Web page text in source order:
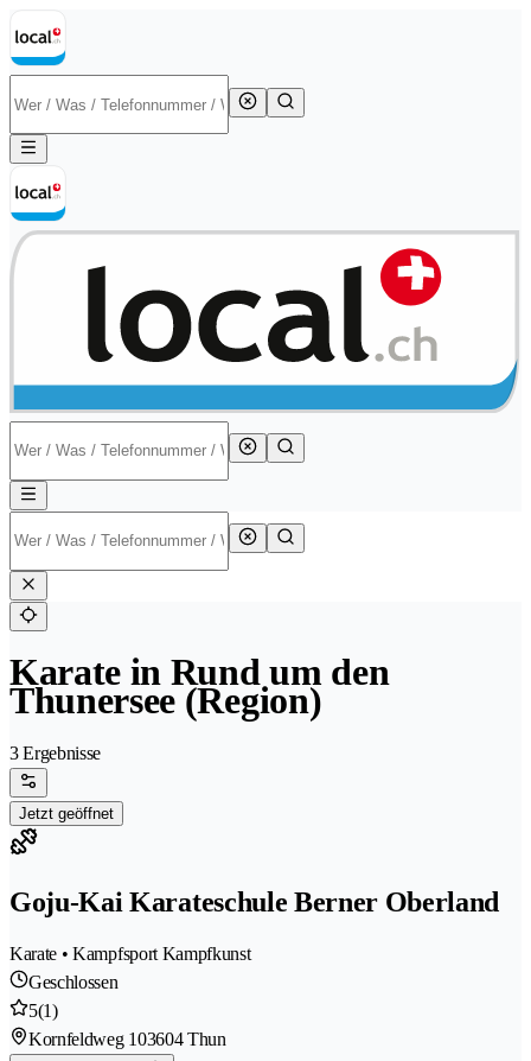
Karate in Rund um den
Thunersee (Region)
3 Ergebnisse
Jetzt geöffnet
Goju-Kai Karateschule Berner Oberland
Karate • Kampfsport Kampfkunst
Geschlossen
5(1)
Kornfeldweg 103604 Thun